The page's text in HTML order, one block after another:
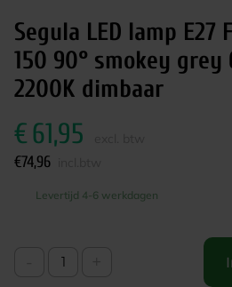
Segula LED lamp E27
150 90° smokey grey
2200K dimbaar
€61,95
€74,96
Levertijd 4-6 werkdagen